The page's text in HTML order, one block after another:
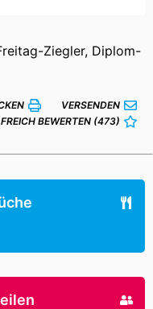
Ziegler, Diplom-
VERSENDEN
BEWERTEN (473)